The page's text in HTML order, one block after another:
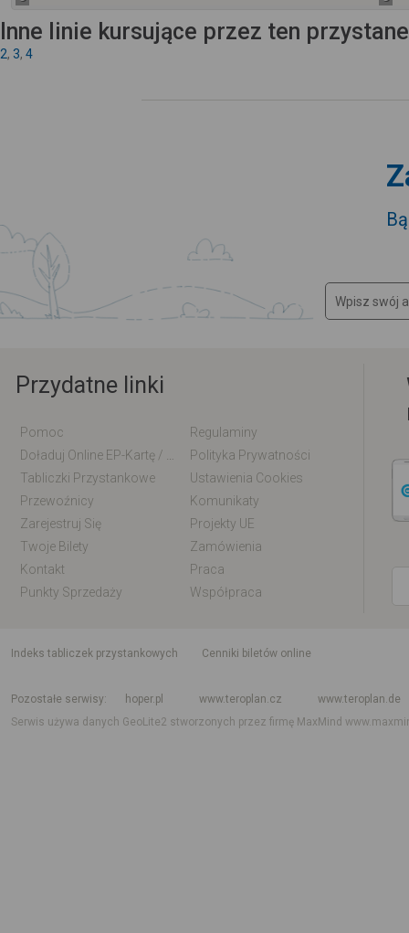
Inne linie kursujące przez ten
2, 3, 4
Przydatne linki
Pomoc
Regulaminy
Polityka Prywatności
Tabliczki Przystankowe
Ustawienia Cookies
Przewoźnicy
Komunikaty
Zarejestruj Się
Projekty UE
Twoje Bilety
Zamówienia
Kontakt
Praca
Punkty Sprzedaży
Współpraca
indeks tabliczek przystankowych
Cenniki biletów online
Pozostałe serwisy
hoper.pl www.teroplan.cz
www.teroplan.de
Serwis używa danych GeoLite2 stworzonych przez firmę MaxMind